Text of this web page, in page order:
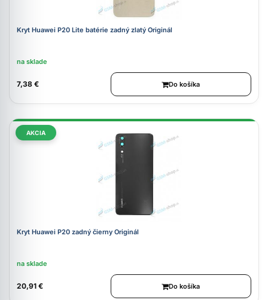
Kryt Huawei P20 Lite batérie zadný zlatý Originál
na sklade
7,38 € Do košíka
AKCIA
Kryt Huawei P20 zadný čierny Originál
na sklade
20,91 € Do košíka